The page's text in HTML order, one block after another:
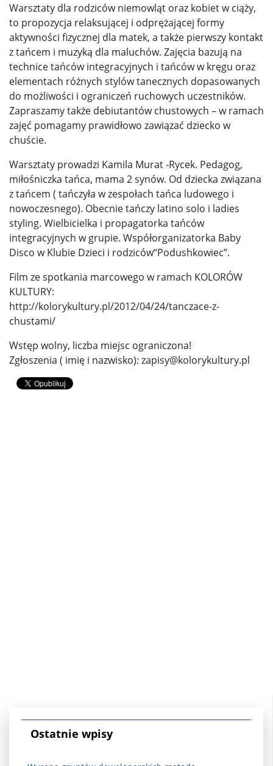
Warsztaty dla rodziców niemowląt oraz kobiet w ciąży,
to propozycja relaksującej i odprężającej formy
aktywności fizycznej dla matek, a także pierwszy kontakt
z tańcem i muzyką dla maluchów. Zajęcia bazują na
technice tańców integracyjnych i tańców w kręgu oraz
elementach różnych stylów tanecznych dopasowanych
do możliwości i ograniczeń ruchowych uczestników.
Zapraszamy także debiutantów chustowych – w ramach
zajęć pomagamy prawidłowo zawiązać dziecko w
chuście.
Warsztaty prowadzi Kamila Murat -Rycek. Pedagog,
miłośniczka tańca, mama 2 synów. Od dziecka związana
z tańcem ( tańczyła w zespołach tańca ludowego i
nowoczesnego). Obecnie tańczy latino solo i ladies
styling. Wielbicielka i propagatorka tańców
integracyjnych w grupie. Współorganizatorka Baby
Disco w Klubie Dzieci i rodziców“Podushkowiec”.
Film ze spotkania marcowego w ramach KOLORÓW
KULTURY:
http://kolorykultury.pl/2012/04/24/tanczace-z-
chustami/
Wstęp wolny, liczba miejsc ograniczona!
Zgłoszenia ( imię i nazwisko): zapisy@kolorykultury.pl
Ostatnie wpisy